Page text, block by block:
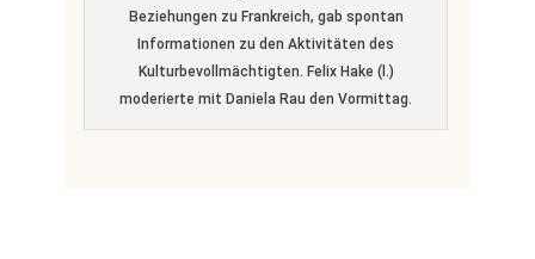
Beziehungen zu Frankreich, gab spontan
Informationen zu den Aktivitäten des
Kulturbevollmächtigten. Felix Hake (l.)
moderierte mit Daniela Rau den Vormittag.